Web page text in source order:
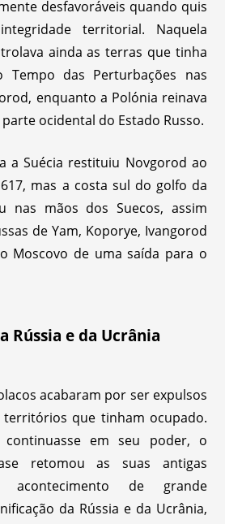
desfavoráveis quando quis
territorial. Naquela
ainda as terras que tinha
das Perturbações nas
enquanto a Polónia reinava
ocidental do Estado Russo.
a Suécia restituiu Novgorod ao
mas a costa sul do golfo da
nas mãos dos Suecos, assim
de Yam, Koporye, Ivangorod
Moscovo de uma saída para o
Rússia e da Ucrânia
acabaram por ser expulsos
que tinham ocupado.
continuasse em seu poder, o
retomou as suas antigas
acontecimento de grande
da Rússia e da Ucrânia,